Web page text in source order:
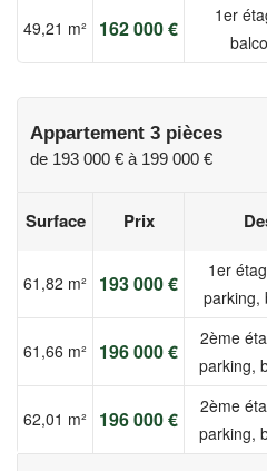
2020 (pompe à chaleur), des
stationnement privatif.
Contactez-nous dès maintenant
ressources et selon la
** Éligible à la TVA à 5,5 %, sous
principale et selon la
***Voir conditions auprès de nos
Les informations sur les risques
sont disponibles sur le site
49,21 m² 162 000 €
1er
Appartement 3 pièces
de 193 000 € à 199 000 €
Surface Prix
61,82 m² 193 000 €
1er
parking,
61,66 m² 196 000 €
2ème
parking,
62,01 m² 196 000 €
2ème
parking,